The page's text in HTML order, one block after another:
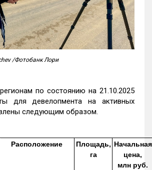
/Фотобанк Лори
по состоянию на 21.10.2025
для девелопмента на активных
следующим образом.
Расположение
Площадь,
га
Начальная
цена,
млн руб.